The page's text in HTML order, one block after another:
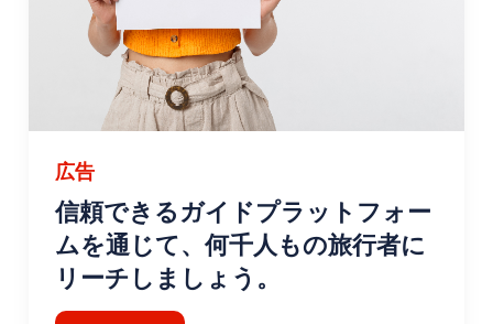
広告
信頼できるガイドプラットフォー
ムを通じて、何千人もの旅行者に
リーチしましょう。